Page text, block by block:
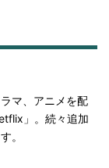
マ、アニメを配
」。続々追加
。